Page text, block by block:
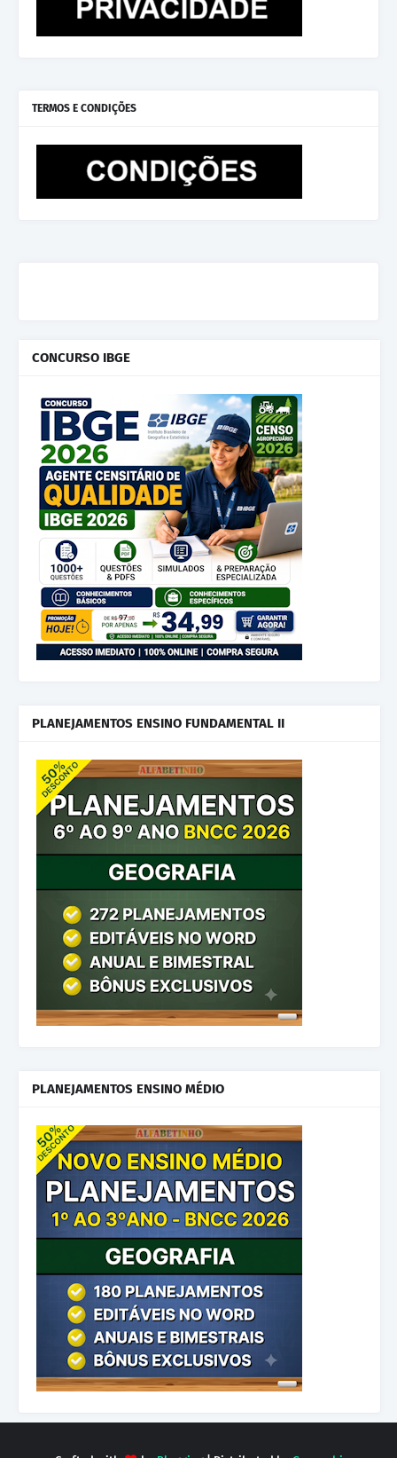
TERMOS E CONDIÇÕES
CONCURSO IBGE
PLANEJAMENTOS ENSINO FUNDAMENTAL II
PLANEJAMENTOS ENSINO MÉDIO